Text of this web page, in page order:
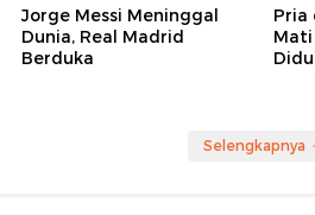
Jorge Messi Meninggal
Dunia, Real Madrid
Berduka
Pria
Selengkapnya